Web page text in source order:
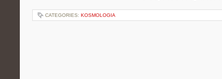
CATEGORIES: KOSMOLOGIA